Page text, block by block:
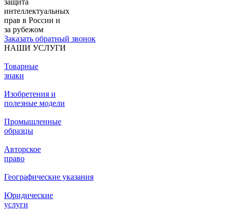
защита
интеллектуальных
прав в России и
за рубежом
Заказать обратный звонок
НАШИ УСЛУГИ
Товарные
знаки
Изобретения и
полезные модели
Промышленные
образцы
Авторское
право
Географические указания
Юридические
услуги